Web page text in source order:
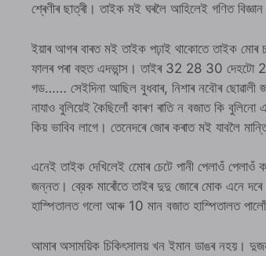
শ্ৰেণীৰ ছাত্ৰী। তাইক মই ঘৰলৈ আহিলেই গণিত বিজ্ঞান
ইয়াৰ আগৰ বাৰত মই তাইক পঢ়াই থাকোতে তাইক মোৰ
ফালৰ পৰা বহুত এদভান্স। তাইৰ 32 28 30 দেহটো
গড…… সেইদিনা আছিল বুধবাৰ, নিশাৰ নবৌৰ ছোৱালী
নাযাও বুলিয়েই কৈছিলোঁ কাৰণ ৰাতি ন বজাত কি
কিয় ভাবিব লাগে। তেনেদৰে জোৰ কৰাত মই যাবলৈ
এনেই তাইক দেখিলেই মোেৰ চেটে পানী পেলাওঁ পেলাওঁ
জন্নত। ব্রেক মাৰোঁতে তাইৰ দুদু জোৰে মোক এনে
হাস্পিতালত গলো আৰু 10 মান বজাত হাস্পিতালত
আমাৰ অসাময়িক চিকিৎসালয় খন ইমান ডাঙৰ নহয়।